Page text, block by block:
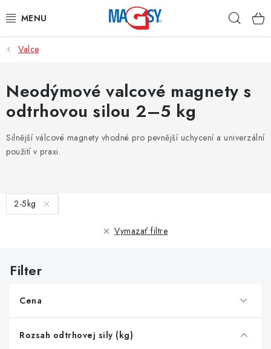
na
HLAVNÉ KATEGÓRIE
MAGNETICKÉ POMÔCKY
PRIEMYSELNÉ MAGNETY
OSTATNÉ MAGNETY
O nás Obchodné podmienky
Odstúpenie od zmluvy
Valce
Neodýmové valcové magnety s
odtrhovou silou 2–5 kg
Silnější válcové magnety vhodné pro pevnější uchycení a univerzální
použití v praxi.
V
ý
s
o
2-5kg
Vymazať filtre
Cena
Rozsah odtrhovej sily (kg)